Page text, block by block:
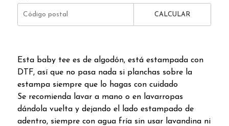
CALCULAR
Esta baby tee es de algodón, está estampada con
DTF, así que no pasa nada si planchas sobre la
estampa siempre que lo hagas con cuidado
Se recomienda lavar a mano o en lavarropas
dándola vuelta y dejando el lado estampado de
adentro, siempre con agua fría sin usar lavandina ni